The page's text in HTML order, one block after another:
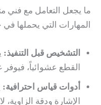
ما يجعل التعامل مع
المهارات التي يحملها
التشخيص قبل التنفيذ:
القطع عشوائياً،
أدوات قياس احترافية:
الإشارة ودقة